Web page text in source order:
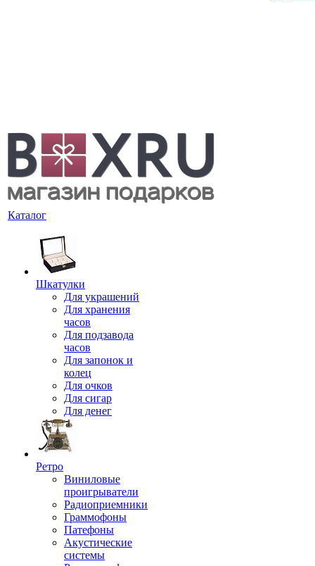
Каталог
Шкатулки
Для украшений
Для хранения
часов
Для подзавода
часов
Для запонок и
колец
Для очков
Для сигар
Для денег
Ретро
Виниловые
проигрыватели
Радиоприемники
Граммофоны
Патефоны
Акустические
системы